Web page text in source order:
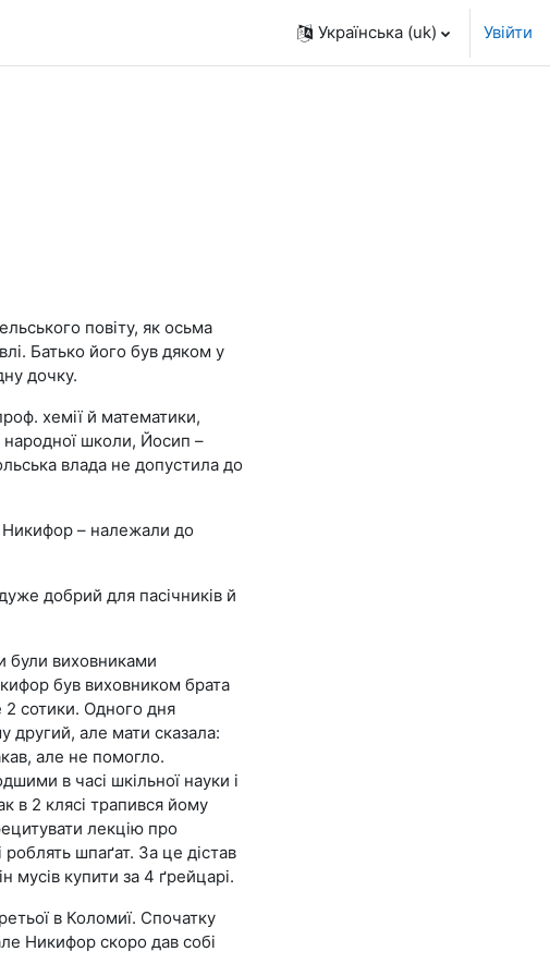
Українська ‎(uk)‎ Увійти
повіту, як осьма
Батько його був дяком у
дочку.
хемії й математики,
народної школи, Йосип –
влада не допустила до
– належали до
добрий для пасічників й
були виховниками
був виховником брата
2 сотики. Одного дня
другий, але мати сказала:
але не помогло.
в часі шкільної науки і
в 2 клясі трапився йому
лекцію про
шпаґат. За це дістав
мусів купити за 4 ґрейцарі.
в Коломиї. Спочатку
Никифор скоро дав собі